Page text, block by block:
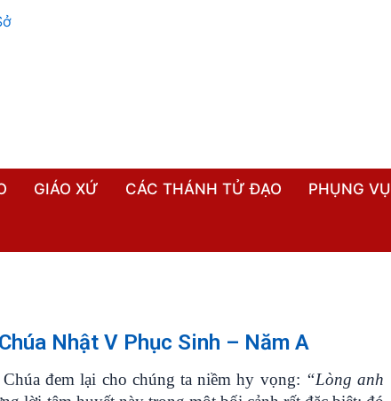
GIÁO XỨ CÁC THÁNH TỬ ĐẠO PHỤNG VỤ
Nhật V Phục Sinh – Năm A
đem lại cho chúng ta niềm hy vọng: “Lòng anh